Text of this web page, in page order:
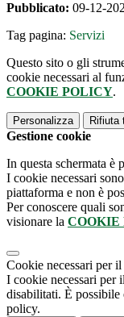
Pubblicato: 09-12-
Tag pagina: Servizi
Questo sito o gli
cookie necessari al
COOKIE POLICY.
Personalizza Rifiuta
Gestione cookie
In questa schermata è
I cookie necessari
piattaforma e non è
Per conoscere quali
visionare la COOKIE
Cookie necessari per
I cookie necessari per
disabilitati. È possibile
policy.